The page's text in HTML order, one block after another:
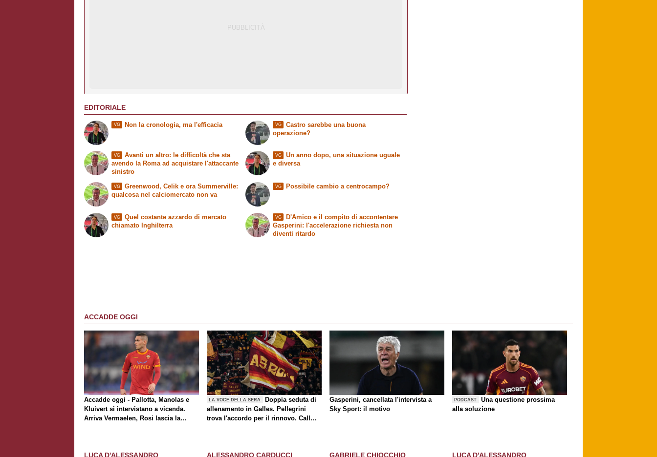
EDITORIALE
VG Non la cronologia, ma l'efficacia
VG
Avanti un altro: le difficoltà che sta
avendo la Roma ad acquistare l'attaccante
sinistro
VG
Castro sarebbe una buona
operazione?
VG
Un anno dopo, una situazione uguale
e diversa
VG
Greenwood, Celik e ora Summerville:
qualcosa nel calciomercato non va
VG
Quel costante azzardo di mercato
chiamato Inghilterra
VG Possibile cambio a centrocampo?
VG
D'Amico e il compito di accontentare
Gasperini: l'accelerazione richiesta non
diventi ritardo
ACCADDE OGGI
Accadde oggi - Pallotta, Manolas e
Kluivert si intervistano a vicenda.
Arriva Vermaelen, Rosi lascia la
LA VOCE DELLA SERA
Doppia seduta di
allenamento in Galles. Pellegrini
trova l'accordo per il rinnovo. Call
Gasperini, cancellata l'intervista a
Sky Sport: il motivo
PODCAST
Una questione prossima
alla soluzione
LUCA D'ALESSANDRO ALESSANDRO CARDUCCI GABRIELE CHIOCCHIO LUCA D'ALESSANDRO